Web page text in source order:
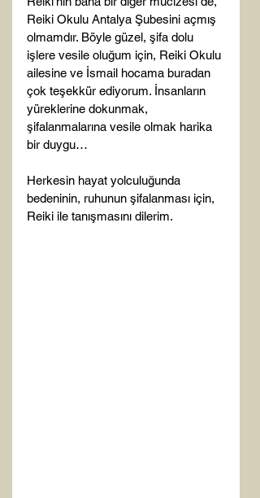
Reiki Okulu Antalya Şubesini açmış
olmamdır. Böyle güzel, şifa dolu
işlere vesile oluğum için, Reiki Okulu
ailesine ve İsmail hocama buradan
çok teşekkür ediyorum. İnsanların
yüreklerine dokunmak,
şifalanmalarına vesile olmak harika
bir duygu…
Herkesin hayat yolculuğunda
bedeninin, ruhunun şifalanması için,
Reiki ile tanışmasını dilerim.